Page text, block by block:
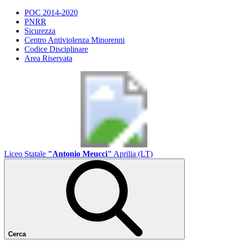
POC 2014-2020
PNRR
Sicurezza
Centro Antiviolenza Minorenni
Codice Disciplinare
Area Riservata
Liceo Statale "Antonio Meucci" Aprilia (LT)
Cerca